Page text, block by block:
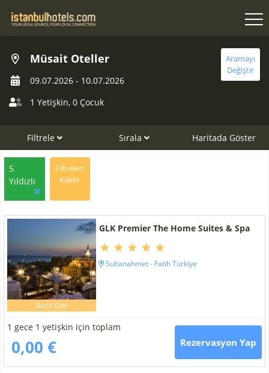
Müsait Oteller
09.07.2026 - 10.07.2026
1 Yetişkin, 0 Çocuk
Aramayı
Değiştir
Filtrele Sırala Haritada Göster
5
Yıldızlı
Filtreleri
Kaldır
Butik Otel
GLK Premier The Home Suites & Spa
Sultanahmet - Fatih Türkiye
1 gece 1 yetişkin için toplam
0,00 € Rezervasyon Yap